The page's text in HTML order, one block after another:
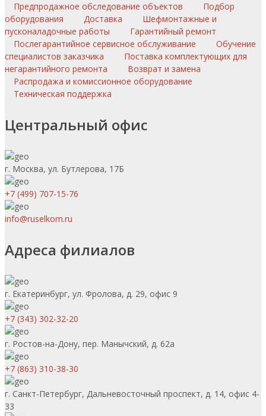
Предпродажное обследование объектов
Подбор
оборудования
Доставка
Шефмонтажные и
пусконаладочные работы
Гарантийный ремонт
Послегарантийное сервисное обслуживание
Обучение
специалистов заказчика
Поставка комплектующих для
негарантийного ремонта
Возврат и замена
Распродажа и комиссионное оборудование
Техническая поддержка
Центральный офис
г. Москва, ул. Бутлерова, 17Б
+7 (499) 707-15-76
info@ruselkom.ru
Адреса филиалов
г. Екатеринбург, ул. Фролова, д. 29, офис 9
+7 (343) 302-32-20
г. Ростов-на-Дону, пер. Манычский, д. 62а
+7 (863) 310-38-30
г. Санкт-Петербург, Дальневосточный проспект, д. 14, офис 4-
33